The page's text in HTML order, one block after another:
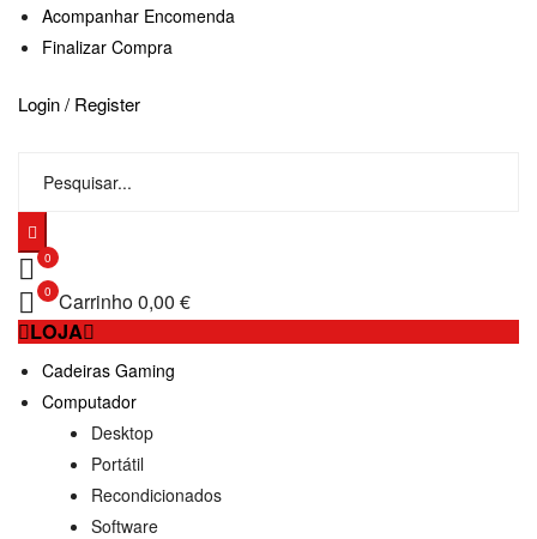
Acompanhar Encomenda
Finalizar Compra
Login / Register
0
0 Carrinho0,00 €
LOJA
Cadeiras Gaming
Computador
Desktop
Portátil
Recondicionados
Software